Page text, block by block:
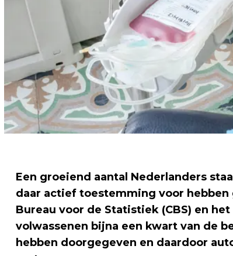
Een groeiend aantal Nederlanders
daar actief toestemming voor hebben
Bureau voor de Statistiek (CBS) en
volwassenen bijna een kwart van de
hebben doorgegeven en daardoor